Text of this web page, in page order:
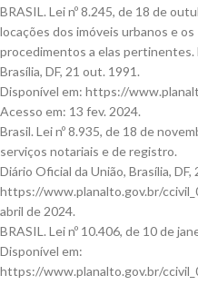
BRASIL. Lei nº 8.245, de 18 de
locações dos imóveis urbanos e os
procedimentos a elas pertinentes.
Brasília, DF, 21 out. 1991.
Disponível em: https://
Acesso em: 13 fev. 2024.
Brasil. Lei nº 8.935, de 18 de
serviços notariais e de registro.
Diário Oficial da União, Brasília,
https://www.planalto.gov.br/
abril de 2024.
BRASIL. Lei nº 10.406, de 10 de
Disponível em:
https://www.planalto.gov.br/